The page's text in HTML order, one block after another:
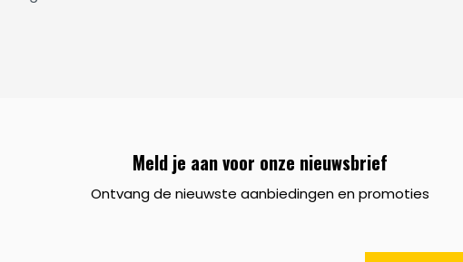
Meld je aan voor onze nieuwsbrief
Ontvang de nieuwste aanbiedingen en promoties